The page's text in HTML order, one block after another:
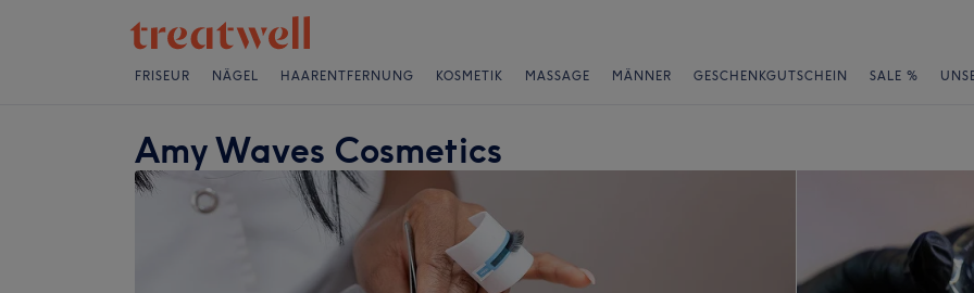
FRISEUR NÄGEL HAARENTFERNUNG KOSMETIK MASSAGE MÄNNER GESCHENKGUTSCHEIN SALE %
Amy Waves Cosmetics